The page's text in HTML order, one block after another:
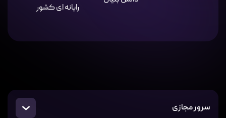
سرور مجازی